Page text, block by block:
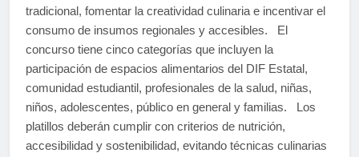
tradicional, fomentar la creatividad culinaria e incentivar el
consumo de insumos regionales y accesibles. El
concurso tiene cinco categorías que incluyen la
participación de espacios alimentarios del DIF Estatal,
comunidad estudiantil, profesionales de la salud, niñas,
niños, adolescentes, público en general y familias. Los
platillos deberán cumplir con criterios de nutrición,
accesibilidad y sostenibilidad, evitando técnicas culinarias